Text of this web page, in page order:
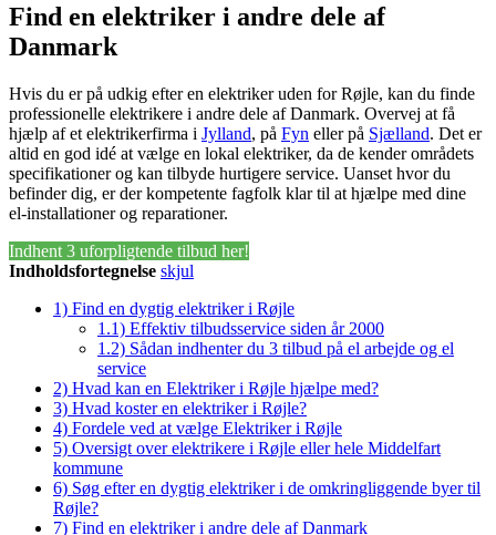
Find en elektriker i andre dele af
Danmark
Hvis du er på udkig efter en elektriker uden for Røjle, kan du finde
professionelle elektrikere i andre dele af Danmark. Overvej at få
hjælp af et elektrikerfirma i Jylland, på Fyn eller på Sjælland. Det er
altid en god idé at vælge en lokal elektriker, da de kender områdets
specifikationer og kan tilbyde hurtigere service. Uanset hvor du
befinder dig, er der kompetente fagfolk klar til at hjælpe med dine
el-installationer og reparationer.
Indhent 3 uforpligtende tilbud her!
Indholdsfortegnelse skjul
1) Find en dygtig elektriker i Røjle
1.1) Effektiv tilbudsservice siden år 2000
1.2) Sådan indhenter du 3 tilbud på el arbejde og el
service
2) Hvad kan en Elektriker i Røjle hjælpe med?
3) Hvad koster en elektriker i Røjle?
4) Fordele ved at vælge Elektriker i Røjle
5) Oversigt over elektrikere i Røjle eller hele Middelfart
kommune
6) Søg efter en dygtig elektriker i de omkringliggende byer til
Røjle?
7) Find en elektriker i andre dele af Danmark